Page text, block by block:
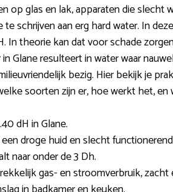
op glas en lak, apparaten die slecht
schrijven aan erg hard water. In
In theorie kan dat voor schade
Glane resulteert in water waar
bezig. Hier bekijk je
soorten zijn er, hoe werkt het,
dH in Glane.
droge huid en slecht
naar onder de 3 Dh.
gas- en stroomverbruik,